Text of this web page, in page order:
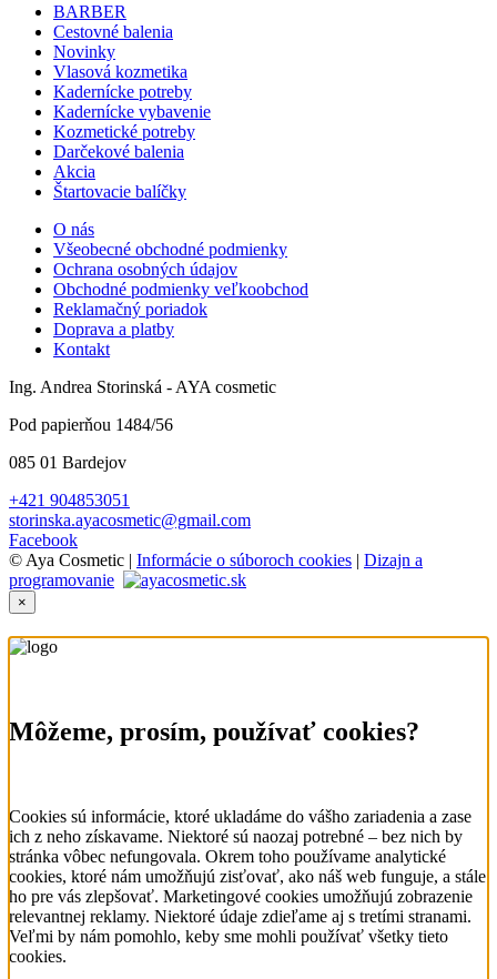
BARBER
Cestovné balenia
Novinky
Vlasová kozmetika
Kadernícke potreby
Kadernícke vybavenie
Kozmetické potreby
Darčekové balenia
Akcia
Štartovacie balíčky
O nás
Všeobecné obchodné podmienky
Ochrana osobných údajov
Obchodné podmienky veľkoobchod
Reklamačný poriadok
Doprava a platby
Kontakt
Ing. Andrea Storinská - AYA cosmetic
Pod papierňou 1484/56
085 01 Bardejov
+421 904853051
storinska.ayacosmetic@gmail.com
Facebook
© Aya Cosmetic | Informácie o súboroch cookies | Dizajn a
programovanie
×
Môžeme, prosím, používať cookies?
Cookies sú informácie, ktoré ukladáme do vášho zariadenia a zase
ich z neho získavame. Niektoré sú naozaj potrebné – bez nich by
stránka vôbec nefungovala. Okrem toho používame analytické
cookies, ktoré nám umožňujú zisťovať, ako náš web funguje, a stále
ho pre vás zlepšovať. Marketingové cookies umožňujú zobrazenie
relevantnej reklamy. Niektoré údaje zdieľame aj s tretími stranami.
Veľmi by nám pomohlo, keby sme mohli používať všetky tieto
cookies.